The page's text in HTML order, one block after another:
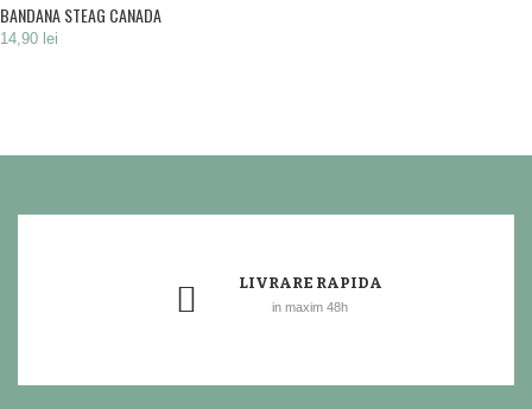
BANDANA STEAG CANADA
14,90 lei
LIVRARE RAPIDA
in maxim 48h